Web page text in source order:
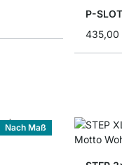
P-
435,00
Nach Maß